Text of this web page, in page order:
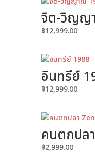
จิต-วิญญ
฿12,999.00
อินทรีย์
฿12,999.00
คนตกปล
฿2,999.00